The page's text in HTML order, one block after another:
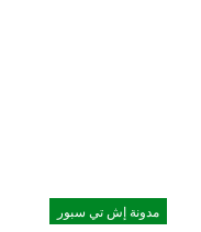
مدونة إش تي سبور